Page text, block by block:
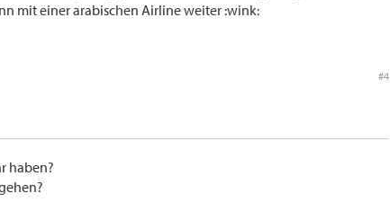
mit einer arabischen Airline weiter :wink:
#4
haben?